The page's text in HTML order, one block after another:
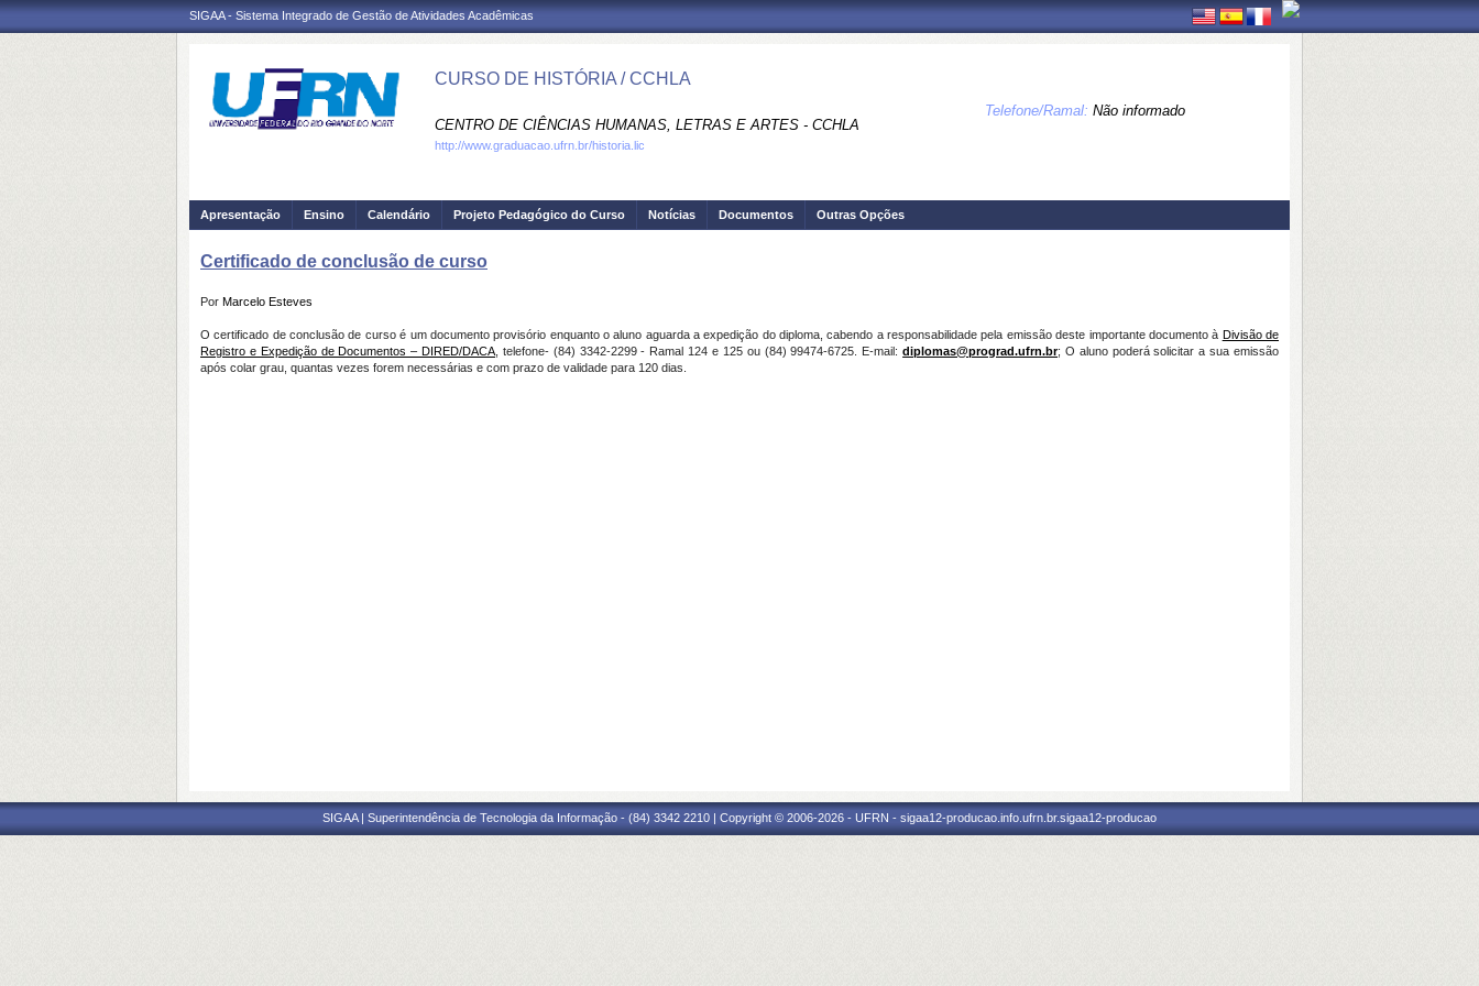
SIGAA - Sistema Integrado de Gestão de Atividades Acadêmicas
CURSO DE HISTÓRIA / CCHLA
CENTRO DE CIÊNCIAS HUMANAS, LETRAS E ARTES - CCHLA
Telefone/Ramal: Não informado
http://www.graduacao.ufrn.br/historia.lic
Apresentação Ensino Calendário Projeto Pedagógico do Curso Notícias Documentos Outras Opções
Certificado de conclusão de curso
Por Marcelo Esteves
O certificado de conclusão de curso é um documento provisório enquanto o aluno aguarda a expedição do diploma, cabendo a responsabilidade pela emissão deste importante documento à Divisão de
Registro e Expedição de Documentos – DIRED/DACA , telefone- (84) 3342-2299 - Ramal 124 e 125 ou (84) 99474-6725. E-mail:diplomas@prograd.ufrn.br; O aluno poderá solicitar a sua emissão
após colar grau, quantas vezes forem necessárias e com prazo de validade para 120 dias.
SIGAA | Superintendência de Tecnologia da Informação - (84) 3342 2210 | Copyright © 2006-2026 - UFRN - sigaa12-producao.info.ufrn.br.sigaa12-producao